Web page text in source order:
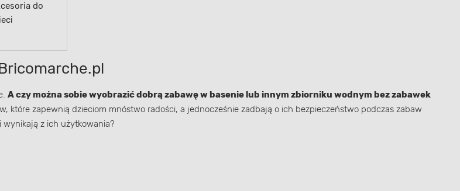
do
A czy można sobie wyobrazić dobrą zabawę w basenie lub innym zbiorniku wodnym bez zabawek
które zapewnią dzieciom mnóstwo radości, a jednocześnie zadbają o ich bezpieczeństwo podczas zabaw
z ich użytkowania?